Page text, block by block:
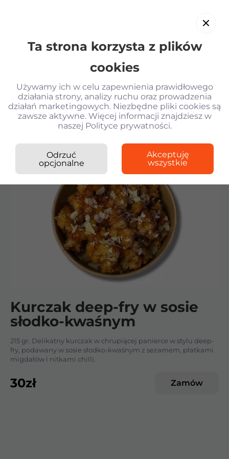
Ta strona korzysta z plików
cookies
Używamy ich w celu zapewnienia prawidłowego
działania strony, analizy ruchu oraz prowadzenia
działań marketingowych. Niezbędne pliki cookies są
zawsze aktywne. Więcej informacji znajdziesz w
naszej Polityce prywatności.
Odrzuć
opcjonalne
Akceptuję
wszystkie
Wróć
WOK i
Kurczak deep-fry w sosie
Krewetki w tempurze
Sałatka z krewetkami i parmesanem KG
Gunkany z tunczykiem spicy
Kurczak deep-fry w sosie słodko-kwaśnym
Kurczak deep-fry w sosie
słodko-kwaśnym
215 gr. Delikatny kurczak w chrupiącej panierce w stylu deep-
fry, podawany w sosie słodko-kwaśnym z sezamem, płatkami
migdałów i nitkami chilli.
30zł Zamów